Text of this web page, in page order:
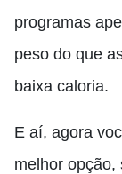
programas
peso do que
baixa caloria.
E aí, agora
melhor opção,